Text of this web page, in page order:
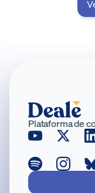
Plataforma de